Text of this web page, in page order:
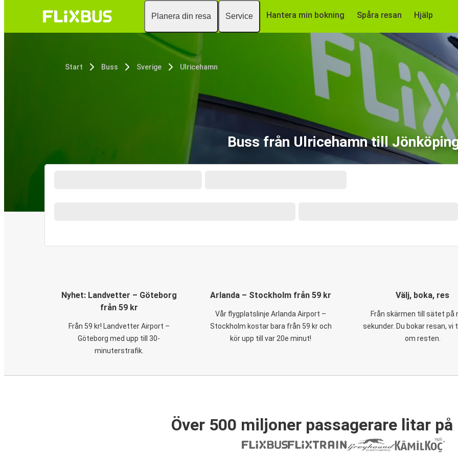
Planera din resa Service Hantera min bokning Spåra resan Hjälp
Start Buss Sverige Ulricehamn
Buss från Ulricehamn till
Nyhet: Landvetter – Göteborg
från 59 kr
Från 59 kr! Landvetter Airport –
Göteborg med upp till 30-
minuterstrafik.
Arlanda – Stockholm från 59 kr
Vår flygplatslinje Arlanda Airport –
Stockholm kostar bara från 59 kr och
kör upp till var 20e minut!
Välj, boka, res
Från skärmen till sätet på
sekunder. Du bokar resan, vi
om resten.
Över 500 miljoner passagerare litar på